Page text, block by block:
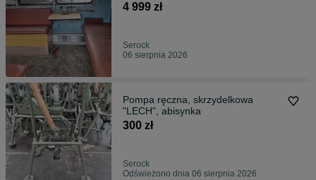
4 999 zł
Serock
06 sierpnia 2026
Pompa ręczna, skrzydelkowa
"LECH", abisynka
300 zł
Serock
Odświeżono dnia 06 sierpnia 2026